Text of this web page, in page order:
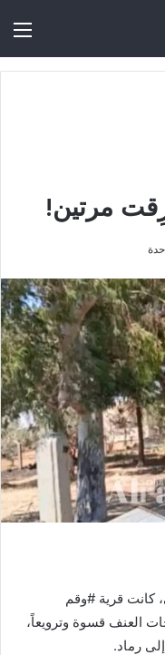
مرتين!
كانت قرية #وقم
العنف قسوة وترويعاً،
رماد.